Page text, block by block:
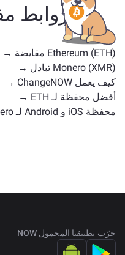
استخدام أو مواقع
المتاحة
روابط
Ethereum (ETH) مقايضة →
Monero (XMR) تبادل →
كيف يعمل ChangeNOW →
أفضل محفظة لـ ETH →
محفظة iOS و Android لـ Monero →
جرّب تطبيقنا المحمول NOW